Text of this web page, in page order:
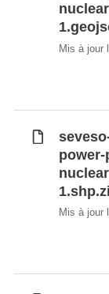
Mis à jour
power-
Mis à jour